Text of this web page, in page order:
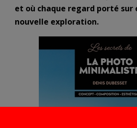
et où chaque regard porté sur
nouvelle exploration.